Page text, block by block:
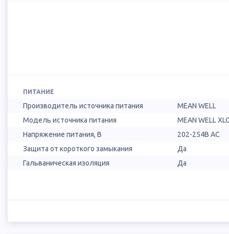
ПИТАНИЕ
Производитель источника питания
MEAN WELL
Модель источника питания
MEAN WELL
Напряжение питания, В
202-254В AC
Защита от короткого замыкания
Да
Гальваническая изоляция
Да